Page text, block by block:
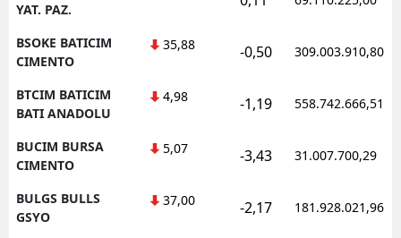
YAT. PAZ.
BSOKE BATICIM
CIMENTO
35,88 -0,50 309.003.910,80
BTCIM BATICIM
BATI ANADOLU
4,98 -1,19 558.742.666,51
BUCIM BURSA
CIMENTO
5,07 -3,43 31.007.700,29
BULGS BULLS
GSYO
37,00 -2,17 181.928.021,96